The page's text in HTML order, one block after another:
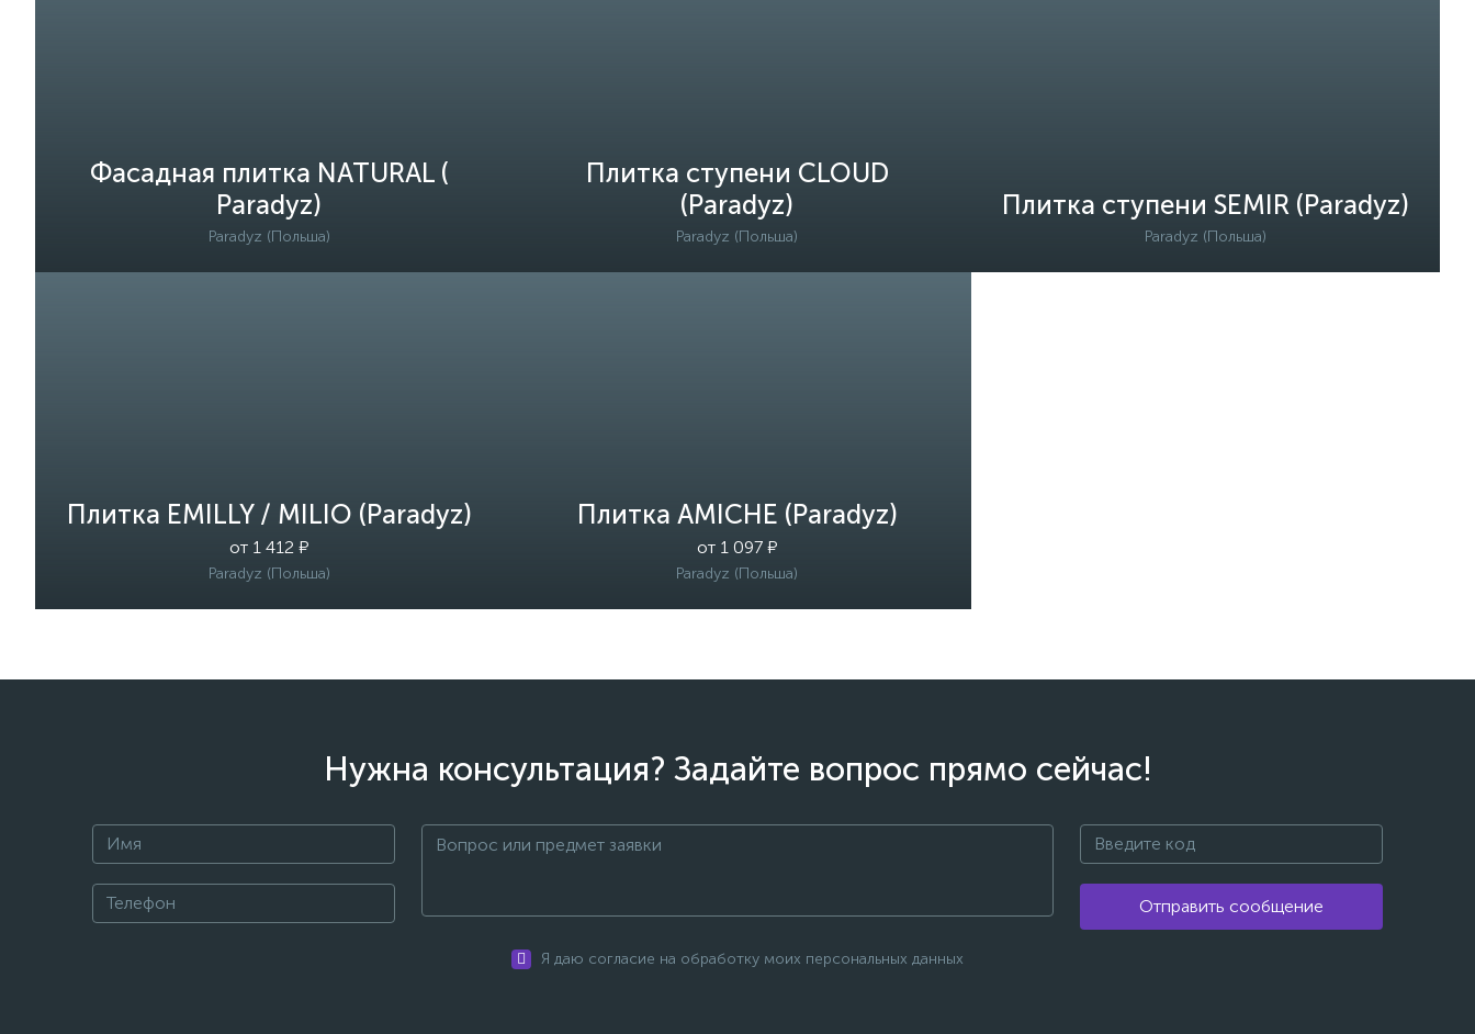
Фасадная плитка NATURAL (
Paradyz)
Paradyz (Польша)
Плитка ступени CLOUD
(Paradyz)
Paradyz (Польша)
Плитка ступени SEMIR (Paradyz)
Paradyz (Польша)
Плитка EMILLY / MILIO (Paradyz)
от 1 412 ₽
Paradyz (Польша)
Плитка AMICHE (Paradyz)
от 1 097 ₽
Paradyz (Польша)
Нужна консультация? Задайте вопрос прямо сейчас!
Отправить сообщение
Я даю согласие на обработку моих персональных данных